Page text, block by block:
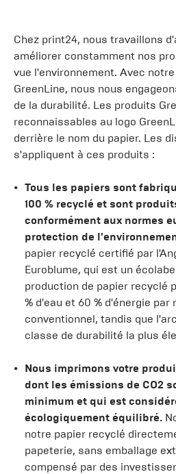
Chez print24, nous travaillons
améliorer constamment nos
vue l'environnement. Avec
GreenLine, nous nous
de la durabilité. Les produits
reconnaissables au logo
derrière le nom du papier. Les
s'appliquent à ces produits :
Tous les papiers sont
100 % recyclé et sont
conformément aux normes
protection de
papier recyclé certifié par
Euroblume, qui est un
production de papier recyclé
% d'eau et 60 % d'énergie
conventionnel, tandis que
classe de durabilité la plus
Nous imprimons votre
dont les émissions de CO2
minimum et qui est
écologiquement équilibré.
notre papier recyclé
papeterie, sans emballage
compensé par des